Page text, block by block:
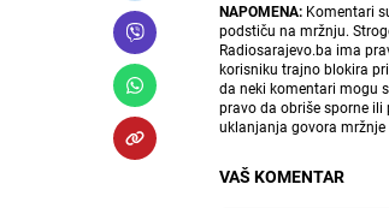
NAPOMENA: Komentari
podstiču na mržnju.
Radiosarajevo.ba ima
korisniku trajno blokira
da neki komentari mogu
pravo da obriše sporne
uklanjanja govora
VAŠ KOMENTAR